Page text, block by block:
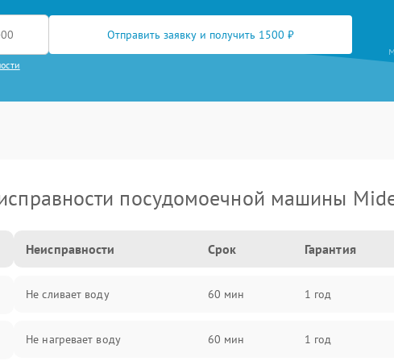
Отправить заявку и получить 1500 ₽
посудомоечной машины
Неисправности Срок Гарантия
Не сливает воду 60 мин 1 год
Не нагревает воду 60 мин 1 год